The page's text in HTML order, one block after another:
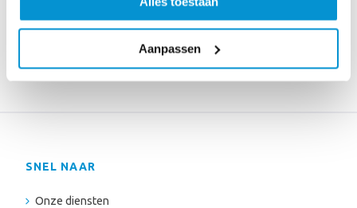
Aanpassen
rhoncus sollicitudin. Ut in mattis nibh. Sed dictum
lacus vel tristique auctor. Curabitur eu auctor urna.
Donec sollicitudin cursus purus ut vestibulum.
SNEL NAAR
Onze diensten